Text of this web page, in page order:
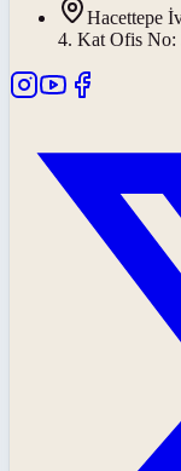
Hacettepe
4. Kat Ofis